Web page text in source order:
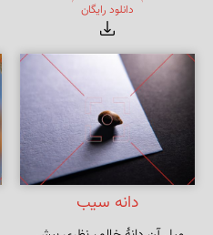
دانلود رایگان
دانه سیب